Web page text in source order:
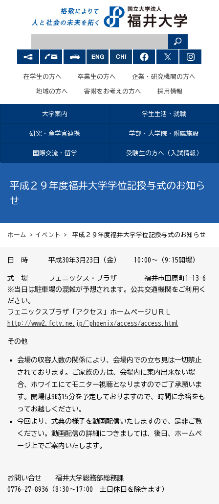
在学生の方へ 卒業生の方へ 企業・研究機関の方へ
地域の方へ 寄附をお考えの方へ 採用情報
大学案内 学生生活・就職
研究・産学官連携 学部・大学院・附属施設
国際交流・留学 受験生の方へ（入試情報）
平成２９年度福井大学学位記授与式のお知ら
せ
ホーム > イベント > 平成２９年度福井大学学位記授与式のお知らせ
日 時 平成30年3月23日（金） 10:00～（9:15開場）
式 場 フェニックス・プラザ 福井市田原町1-13-6
※当日は駐車場の混雑が予想されます。公共交通機関をご利用く
ださい。
フェニックスプラザ「アクセス」ホームページＵＲＬ
http://www2.fctv.ne.jp/~phoenix/access/access.html
その他
会場の収容人数の関係により、会場内での立ち見は一切禁止
されております。ご家族の方は、会場内に案内出来ない場
合、ホワイエにてモニター視聴となりますのでご了承願いま
す。開場は9時15分を予定しておりますので、時間に余裕をも
ってお越しください。
今回より、式典の様子を動画配信いたしますので、是非ご覧
ください。動画配信の詳細につきましては、後日、ホームペ
ージ上でご案内いたします。
お問い合せ 福井大学総務部総務課
0776-27-8936（8:30～17:00 土日休日を除きます）